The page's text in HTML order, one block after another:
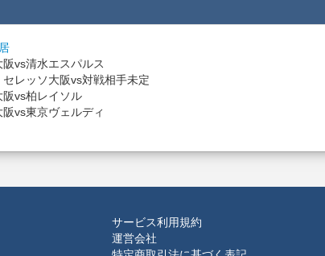
vs清水エスパルス
レッソ大阪vs対戦相手未定
vs柏レイソル
vs東京ヴェルディ
サービス利用規約
運営会社